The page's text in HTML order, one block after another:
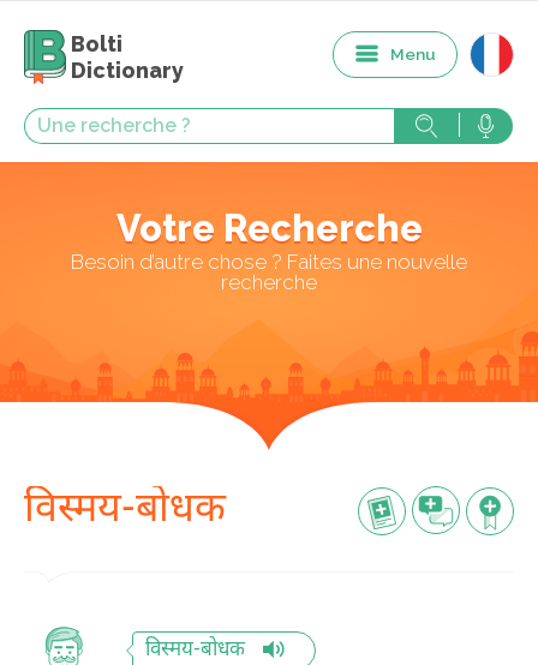
Bolti
Dictionary
Menu
Votre Recherche
Besoin d’autre chose ? Faites une nouvelle
recherche
विस्मय-बोधक
विस्मय-बोधक